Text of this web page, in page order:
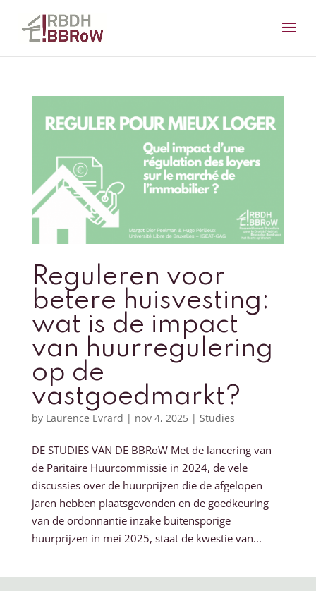
Reguleren voor
betere huisvesting:
wat is de impact
van huurregulering
op de
vastgoedmarkt?
by Laurence Evrard | nov 4, 2025| Studies
DE STUDIES VAN DE BBRoW Met de lancering van
de Paritaire Huurcommissie in 2024, de vele
discussies over de huurprijzen die de afgelopen
jaren hebben plaatsgevonden en de goedkeuring
van de ordonnantie inzake buitensporige
huurprijzen in mei 2025, staat de kwestie van...